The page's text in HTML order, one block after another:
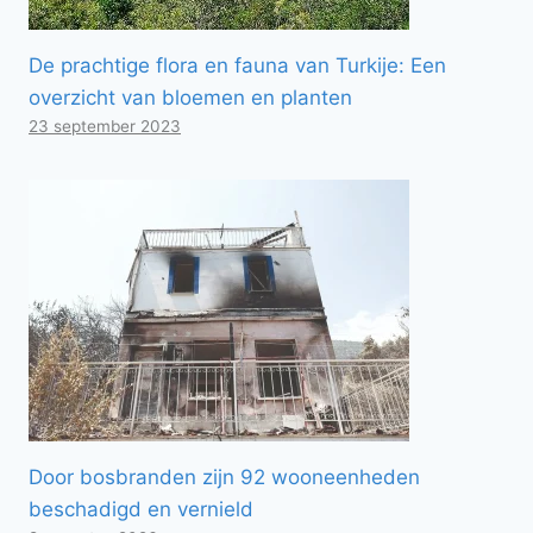
De prachtige flora en fauna van Turkije: Een
overzicht van bloemen en planten
23 september 2023
Door bosbranden zijn 92 wooneenheden
beschadigd en vernield